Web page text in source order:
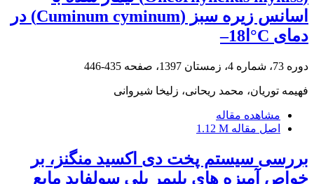
اسانس زیره سبز (Cuminum cyminum) در
دمای C°ا18–
دوره 73، شماره 4، زمستان 1397، صفحه 435-446
فهیمه توریان، محمد ریحانی، زلیخا شیروانی
مشاهده مقاله
اصل مقاله 1.12 M
بررسی سیستم پخت دی اکسید منگنز، بر
خواص آمیزه های پلیمر پلی سولفاید مایع